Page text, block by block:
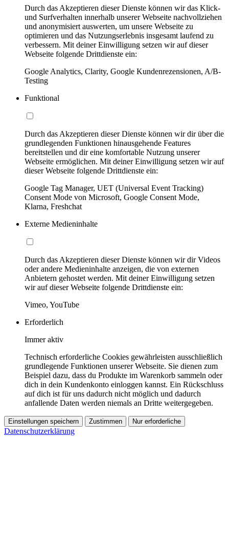
Durch das Akzeptieren dieser Dienste können wir das Klick-
und Surfverhalten innerhalb unserer Webseite nachvollziehen
und anonymisiert auswerten, um unsere Webseite zu
optimieren und das Nutzungserlebnis insgesamt laufend zu
verbessern. Mit deiner Einwilligung setzen wir auf dieser
Webseite folgende Drittdienste ein:
Google Analytics, Clarity, Google Kundenrezensionen, A/B-
Testing
Funktional
Durch das Akzeptieren dieser Dienste können wir dir über die
grundlegenden Funktionen hinausgehende Features
bereitstellen und dir eine komfortable Nutzung unserer
Webseite ermöglichen. Mit deiner Einwilligung setzen wir auf
dieser Webseite folgende Drittdienste ein:
Google Tag Manager, UET (Universal Event Tracking)
Consent Mode von Microsoft, Google Consent Mode,
Klarna, Freshchat
Externe Medieninhalte
Durch das Akzeptieren dieser Dienste können wir dir Videos
oder andere Medieninhalte anzeigen, die von externen
Anbietern gehostet werden. Mit deiner Einwilligung setzen
wir auf dieser Webseite folgende Drittdienste ein:
Vimeo, YouTube
Erforderlich
Immer aktiv
Technisch erforderliche Cookies gewährleisten ausschließlich
grundlegende Funktionen unserer Webseite. Sie dienen zum
Beispiel dazu, dass du Produkte im Warenkorb sammeln oder
dich in dein Kundenkonto einloggen kannst. Ein Rückschluss
auf dich ist für uns dadurch nicht möglich und dadurch
anfallende Daten werden niemals an Dritte weitergegeben.
Einstellungen speichern Zustimmen Nur erforderliche
Datenschutzerklärung